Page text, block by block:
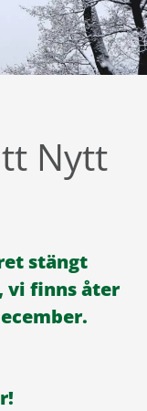
Nytt
stängt
vi finns åter